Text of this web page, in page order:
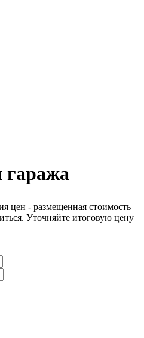
гаража
цен - размещенная стоимость
Уточняйте итоговую цену